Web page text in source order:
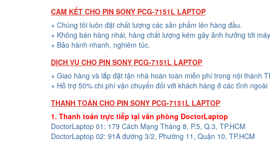
CAM KẾT CHO PIN SONY PCG-7151L LAPTOP
+ Chúng tôi luôn đặt chất lượng các sản phẩm lên hàng đầu.
+ Không bán hàng nhái, hàng chất lượng kém gây ảnh hưởng tới
+ Bảo hành nhanh, nghiêm túc.
DỊCH VỤ CHO PIN SONY PCG-7151L LAPTOP
+ Giao hàng và lắp đặt tận nhà hoàn toàn miễn phí trong nội thành
+ Hỗ trợ 50% chi phí vận chuyển đối với khách hàng ở các tỉnh ngoài
THANH TOÁN CHO PIN SONY PCG-7151L LAPTOP
1. Thanh toán trực tiếp tại văn phòng DoctorLaptop
DoctorLaptop 01: 179 Cách Mạng Tháng 8, P.5, Q.3, TP.HCM
DoctorLaptop 02: 91A đường 3/2, Phường 11, Quận 10, TP.HCM